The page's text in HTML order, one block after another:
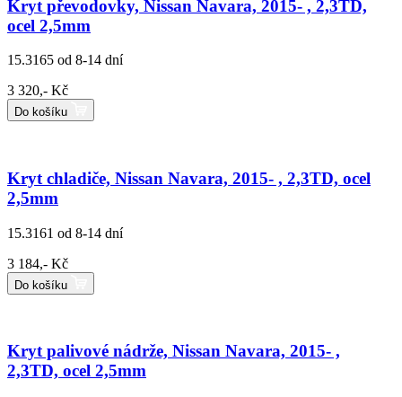
Kryt převodovky, Nissan Navara, 2015- , 2,3TD,
ocel 2,5mm
15.3165 od 8-14 dní
3 320,- Kč
Do košíku
Kryt chladiče, Nissan Navara, 2015- , 2,3TD, ocel
2,5mm
15.3161 od 8-14 dní
3 184,- Kč
Do košíku
Kryt palivové nádrže, Nissan Navara, 2015- ,
2,3TD, ocel 2,5mm